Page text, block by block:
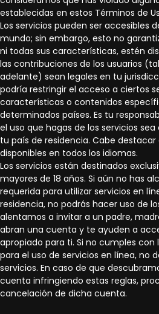
establecidas en estos Términos de
Los servicios pueden ser accesibles
mundo; sin embargo, esto no
ni todas sus características, estén
las contribuciones de los usuarios
adelante) sean legales en tu
podría restringir el acceso a ciertos
características o contenidos
determinados países. Es tu
el uso que hagas de los servicios
tu país de residencia. Cabe
disponibles en todos los idiomas.
Los servicios están destinados
mayores de 18 años. Si aún no has
requerida para utilizar servicios en
residencia, no podrás hacer uso de
alentamos a invitar a un padre,
abran una cuenta y te ayuden a
apropiado para ti. Si no cumples con
para el uso de servicios en línea, no
servicios. En caso de que
cuenta infringiendo estas reglas,
cancelación de dicha cuenta.